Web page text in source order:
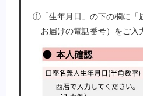
①「生年月日」の下の欄に「
お届けの電話番号）をご入